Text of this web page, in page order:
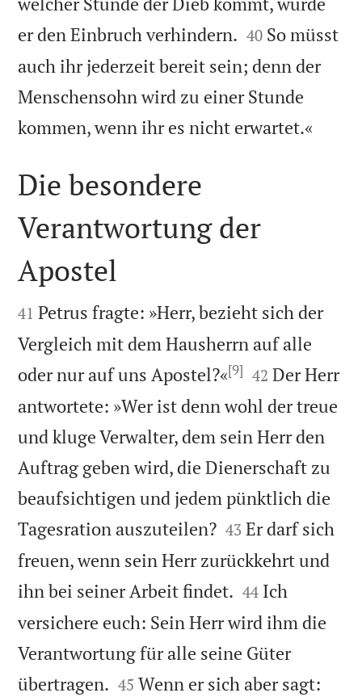
er den Einbruch verhindern. 

40 So müsst
auch ihr jederzeit bereit sein; denn der
Menschensohn wird zu einer Stunde
kommen, wenn ihr es nicht erwartet.«

Die besondere
Verantwortung der
Apostel

41 Petrus fragte: »Herr, bezieht sich der
Vergleich mit dem Hausherrn auf alle
oder nur auf uns Apostel?«[9] 

42 Der Herr
antwortete: »Wer ist denn wohl der treue
und kluge Verwalter, dem sein Herr den
Auftrag geben wird, die Dienerschaft zu
beaufsichtigen und jedem pünktlich die
Tagesration auszuteilen?
43 Er darf sich
freuen, wenn sein Herr zurückkehrt und
ihn bei seiner Arbeit findet. 

44 Ich
versichere euch: Sein Herr wird ihm die
Verantwortung für alle seine Güter
übertragen. 

45 Wenn er sich aber sagt: